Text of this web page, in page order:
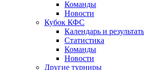
Команды
Новости
Кубок КФС
Календарь и
Статистика
Команды
Новости
Другие турниры